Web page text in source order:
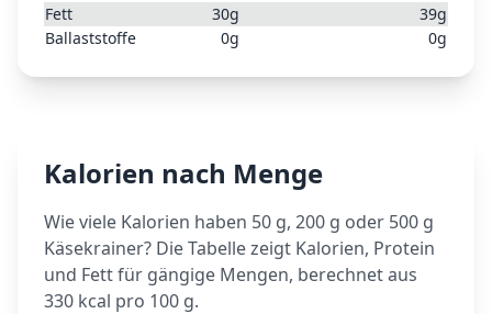
Fett 30g 39g
Ballaststoffe
0g 0g
Kalorien nach Menge
Wie viele Kalorien haben 50 g, 200 g oder 500 g
Käsekrainer? Die Tabelle zeigt Kalorien, Protein
und Fett für gängige Mengen, berechnet aus
330 kcal pro 100 g.